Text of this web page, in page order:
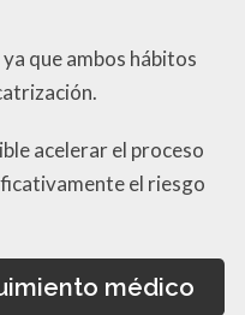
que ambos hábitos
acelerar el proceso
el riesgo
médico